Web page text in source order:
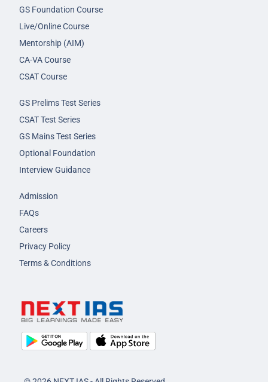
GS Foundation Course
Live/Online Course
Mentorship (AIM)
CA-VA Course
CSAT Course
GS Prelims Test Series
CSAT Test Series
GS Mains Test Series
Optional Foundation
Interview Guidance
Admission
FAQs
Careers
Privacy Policy
Terms & Conditions